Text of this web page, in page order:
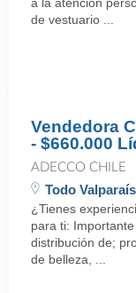
de vestuario ...
Vendedora
- $660.000
ADECCO CHILE
Todo
¿Tienes
para ti:
distribución de;
de belleza, ...